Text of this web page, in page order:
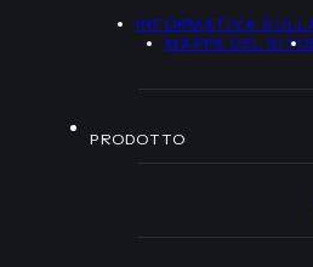
INFORMATIVA
MAPPA DEL SITO
PRODOTTO